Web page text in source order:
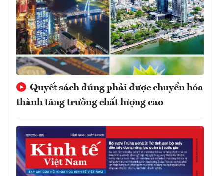
Quyết sách đúng phải được chuyển hóa
thành tăng trưởng chất lượng cao